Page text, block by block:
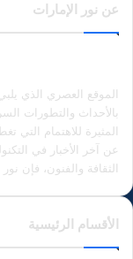
عن نور الإمارات
الموقع العصري الذي
بالأحداث والتطورات
المثيرة للاهتمام
عن آخر الأخبار في
الثقافة والفنون، فإن
الأقسام الرئيسية